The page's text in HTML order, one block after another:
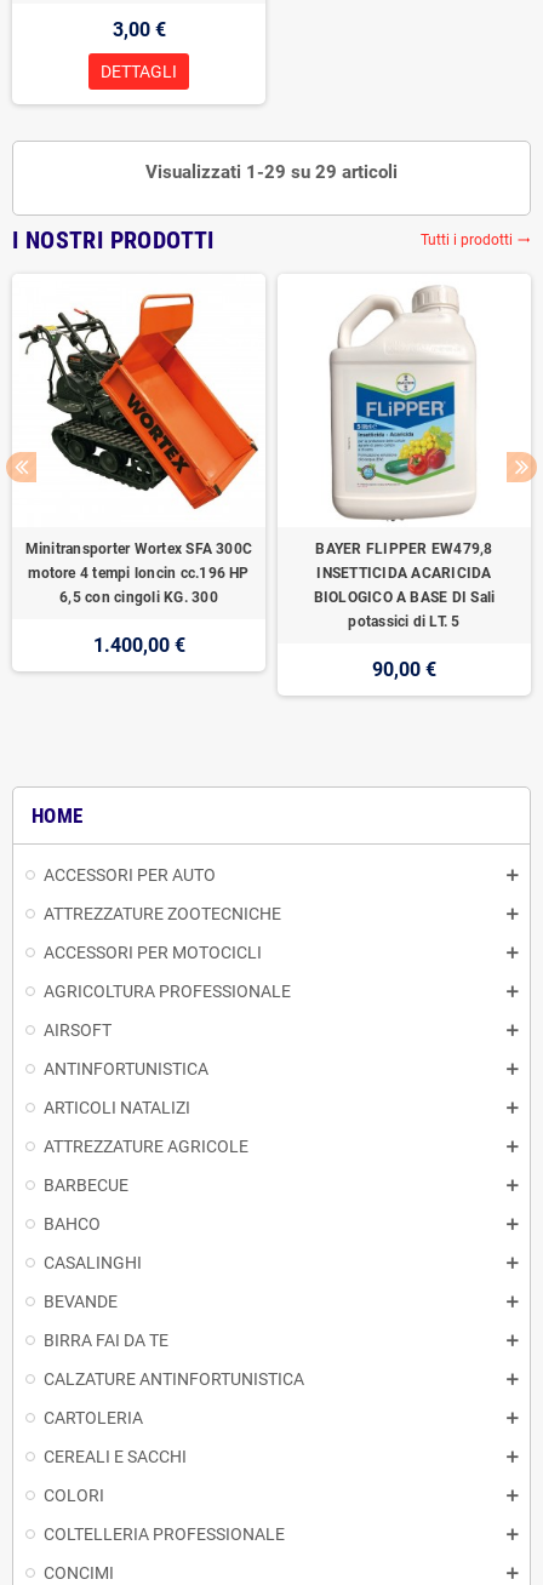
HOME
ACCESSORI PER AUTO
ATTREZZATURE ZOOTECNICHE
ACCESSORI PER MOTOCICLI
AGRICOLTURA PROFESSIONALE
AIRSOFT
ANTINFORTUNISTICA
ARTICOLI NATALIZI
ATTREZZATURE AGRICOLE
BARBECUE
BAHCO
CASALINGHI
BEVANDE
BIRRA FAI DA TE
CALZATURE ANTINFORTUNISTICA
CARTOLERIA
CEREALI E SACCHI
COLORI
COLTELLERIA PROFESSIONALE
CONCIMI
3,00 €
DETTAGLI
Visualizzati 1-29 su 29 articoli
I NOSTRI PRODOTTI Tutti i prodotti trending_flat
Minitransporter Wortex SFA 300C
motore 4 tempi loncin cc.196 HP
6,5 con cingoli KG. 300
1.400,00 €
BAYER FLIPPER EW479,8
INSETTICIDA ACARICIDA
BIOLOGICO A BASE DI Sali
potassici di LT. 5
90,00 €